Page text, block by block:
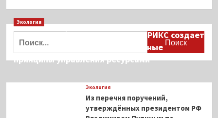
Экология
Дмитрий Кобылкин: площадка БРИКС создает
возможность сформировать единые
принципы управления ресурсами
Экология
Из перечня поручений,
утверждённых президентом РФ